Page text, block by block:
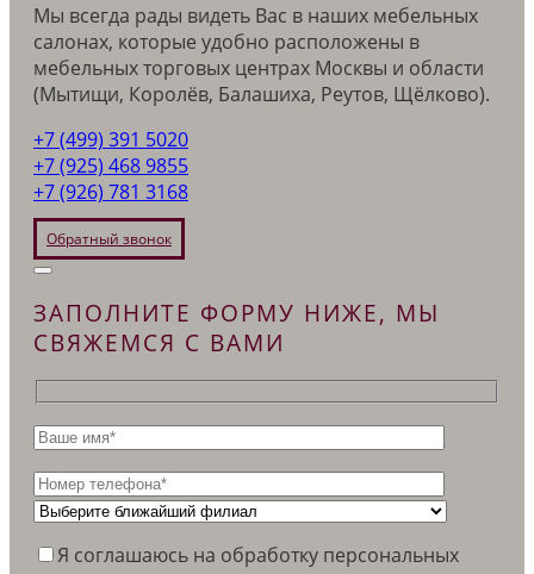
Мы всегда рады видеть Вас в наших мебельных
салонах, которые удобно расположены в
мебельных торговых центрах Москвы и области
(Мытищи, Королёв, Балашиха, Реутов, Щёлково).
+7 (499) 391 5020
+7 (925) 468 9855
+7 (926) 781 3168
Обратный звонок
ЗАПОЛНИТЕ ФОРМУ НИЖЕ, МЫ
СВЯЖЕМСЯ С ВАМИ
Я соглашаюсь на обработку персональных